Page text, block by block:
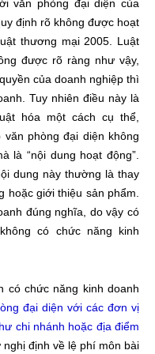
văn phòng đại diện của
định rõ không được hoạt
thương mại 2005. Luật
được rõ ràng như vậy,
của doanh nghiệp thì
Tuy nhiên điều này là
hóa một cách cụ thể,
phòng đại diện không
là “nội dung hoạt động”.
dung này thường là thay
hoặc giới thiệu sản phẩm.
đúng nghĩa, do vậy có
có chức năng kinh
có chức năng kinh doanh
đại diện với các đơn vị
chi nhánh hoặc địa điểm
nghị định về lệ phí môn bài